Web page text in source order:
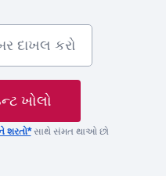
ખોલો
શરતો*સાથે સંમત થાઓ છો